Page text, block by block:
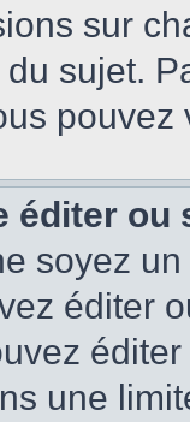
sur
du sujet.
éditer
soyez
éditer
une